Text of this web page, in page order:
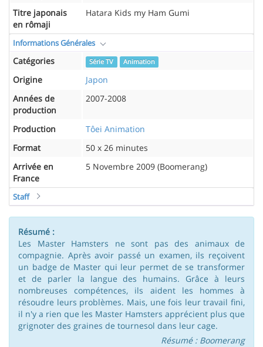
Titre japonais
en rômaji
Hatara Kids my Ham Gumi
Informations Générales
Catégories Série TV Animation
Origine
Japon
Années de
production
2007-2008
Production
Tôei Animation
Format
50 x 26 minutes
Arrivée en
France
5 Novembre 2009 (Boomerang)
Staff
Résumé :
Les Master Hamsters ne sont pas des animaux de
compagnie. Après avoir passé un examen, ils reçoivent
un badge de Master qui leur permet de se transformer
et de parler la langue des humains. Grâce à leurs
nombreuses compétences, ils aident les hommes à
résoudre leurs problèmes. Mais, une fois leur travail fini,
il n'y a rien que les Master Hamsters apprécient plus que
grignoter des graines de tournesol dans leur cage.
Résumé : Boomerang